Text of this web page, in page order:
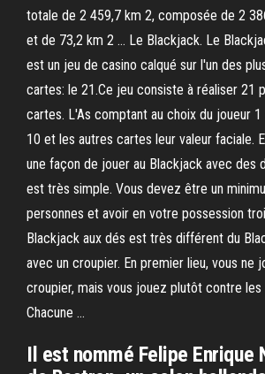
totale de 2 459,7 km 2, composée de 2
et de 73,2 km 2 … Le Blackjack. Le
est un jeu de casino calqué sur l'un des
cartes: le 21.Ce jeu consiste à réaliser 21
cartes. L'As comptant au choix du joueur
10 et les autres cartes leur valeur faciale.
une façon de jouer au Blackjack avec des
est très simple. Vous devez être un
personnes et avoir en votre possession
Blackjack aux dés est très différent du
avec un croupier. En premier lieu, vous ne
croupier, mais vous jouez plutôt contre les
Chacune …
Il est nommé Felipe Enrique